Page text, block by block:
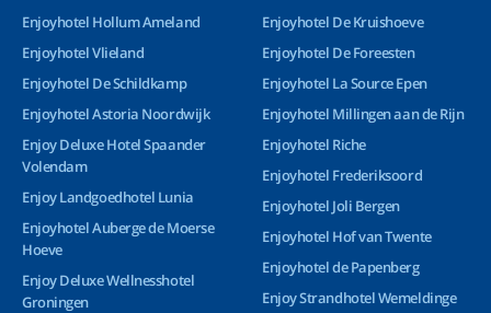
Enjoyhotel Hollum Ameland
Enjoyhotel Vlieland
Enjoyhotel De Schildkamp
Enjoyhotel Astoria Noordwijk
Enjoy Deluxe Hotel Spaander
Volendam
Enjoy Landgoedhotel Lunia
Enjoyhotel Auberge de Moerse
Hoeve
Enjoy Deluxe Wellnesshotel
Groningen
Enjoyhotel De Kruishoeve
Enjoyhotel De Foreesten
Enjoyhotel La Source Epen
Enjoyhotel Millingen aan de Rijn
Enjoyhotel Riche
Enjoyhotel Frederiksoord
Enjoyhotel Joli Bergen
Enjoyhotel Hof van Twente
Enjoyhotel de Papenberg
Enjoy Strandhotel Wemeldinge